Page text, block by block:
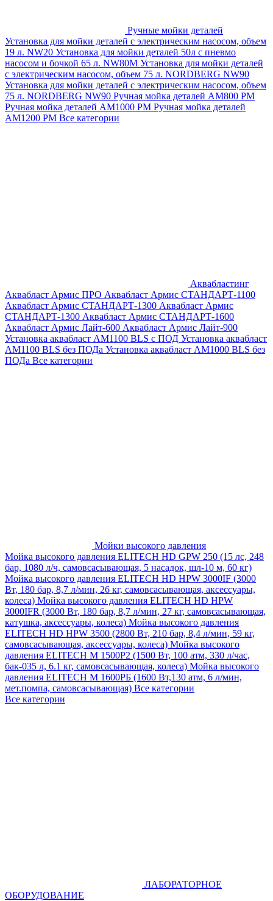
Ручные мойки деталей
Установка для мойки деталей с электрическим насосом, объем
19 л. NW20 Установка для мойки деталей 50л с пневмо
насосом и бочкой 65 л. NW80M Установка для мойки деталей
с электрическим насосом, объем 75 л. NORDBERG NW90
Установка для мойки деталей с электрическим насосом, объем
75 л. NORDBERG NW90 Ручная мойка деталей АМ800 РМ
Ручная мойка деталей АМ1000 РМ Ручная мойка деталей
АМ1200 РМ Все категории
Аквабластинг
Аквабласт Армис ПРО Аквабласт Армис СТАНДАРТ-1100
Аквабласт Армис СТАНДАРТ-1300 Аквабласт Армис
СТАНДАРТ-1300 Аквабласт Армис СТАНДАРТ-1600
Аквабласт Армис Лайт-600 Аквабласт Армис Лайт-900
Установка аквабласт AM1100 BLS с ПОД Установка аквабласт
AM1100 BLS без ПОДа Установка аквабласт AM1000 BLS без
ПОДа Все категории
Мойки высокого давления
Мойка высокого давления ELITECH HD GPW 250 (15 лс, 248
бар, 1080 л/ч, самовсасывающая, 5 насадок, шл-10 м, 60 кг)
Мойка высокого давления ELITECH HD HPW 3000IF (3000
Вт, 180 бар, 8,7 л/мин, 26 кг, самовсасывающая, аксессуары,
колеса) Мойка высокого давления ELITECH HD HPW
3000IFR (3000 Вт, 180 бар, 8,7 л/мин, 27 кг, самовсасывающая,
катушка, аксессуары, колеса) Мойка высокого давления
ELITECH HD HPW 3500 (2800 Вт, 210 бар, 8,4 л/мин, 59 кг,
самовсасывающая, аксессуары, колеса) Мойка высокого
давления ELITECH M 1500P2 (1500 Вт, 100 атм, 330 л/час,
бак-035 л, 6.1 кг, самовсасывающая, колеса) Мойка высокого
давления ELITECH М 1600РБ (1600 Вт,130 атм, 6 л/мин,
мет.помпа, самовсасывающая) Все категории
Все категории
ЛАБОРАТОРНОЕ
ОБОРУДОВАНИЕ